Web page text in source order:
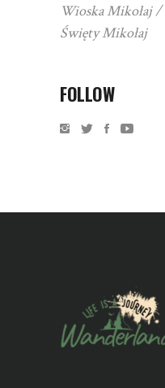
Wioska Mikołaj
Święty Mikołaj
FOLLOW